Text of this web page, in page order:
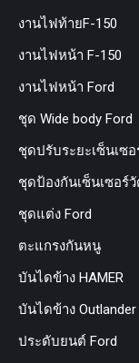
งานไฟท้ายF-150
งานไฟหน้า F-150
งานไฟหน้า Ford
ชุด Wide body Ford
ชุดปรับระยะเซ็นเซอ
ชุดป้องกันเซ็นเซอร์
ชุดแต่ง Ford
ตะแกรงกันหนู
บันไดข้าง HAMER
บันไดข้าง Outlander
ประดับยนต์ Ford